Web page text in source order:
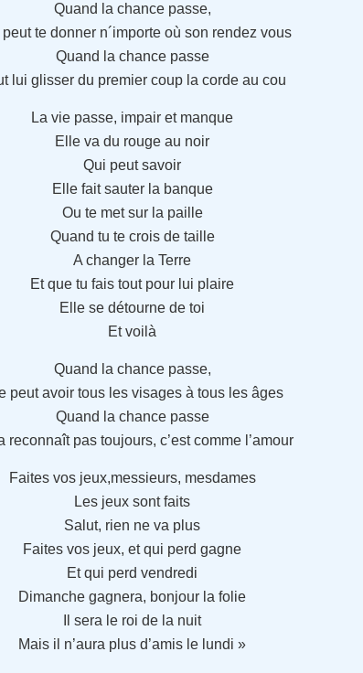
Quand la chance passe,
peut te donner n´importe où son rendez vous
Quand la chance passe
lui glisser du premier coup la corde au cou
La vie passe, impair et manque
Elle va du rouge au noir
Qui peut savoir
Elle fait sauter la banque
Ou te met sur la paille
Quand tu te crois de taille
A changer la Terre
Et que tu fais tout pour lui plaire
Elle se détourne de toi
Et voilà
Quand la chance passe,
peut avoir tous les visages à tous les âges
Quand la chance passe
reconnaît pas toujours, c’est comme l’amour
Faites vos jeux,messieurs, mesdames
Les jeux sont faits
Salut, rien ne va plus
Faites vos jeux, et qui perd gagne
Et qui perd vendredi
Dimanche gagnera, bonjour la folie
Il sera le roi de la nuit
Mais il n’aura plus d’amis le lundi »